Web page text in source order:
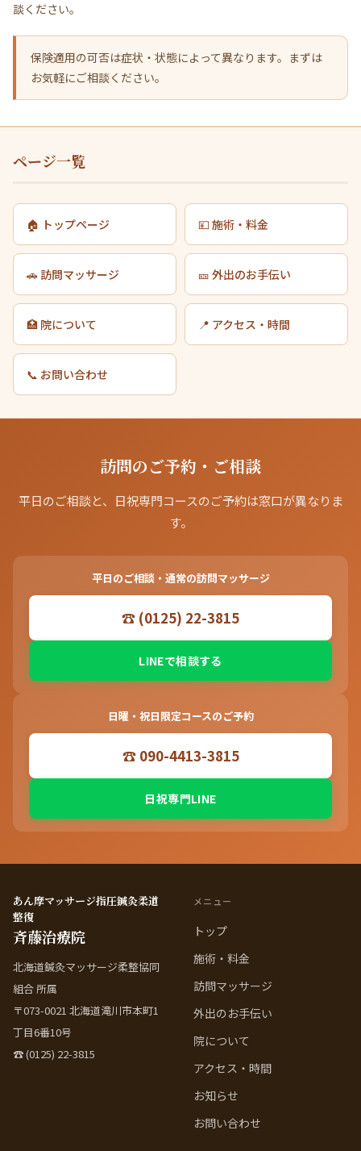
談ください。
保険適用の可否は症状・状態によって異なります。まずは
お気軽にご相談ください。
ページ一覧
🏠 トップページ 💴 施術・料金
🚗 訪問マッサージ 🎫 外出のお手伝い
🏥 院について 📍 アクセス・時間
📞 お問い合わせ
訪問のご予約・ご相談
平日のご相談と、日祝専門コースのご予約は窓口が異なりま
す。
平日のご相談・通常の訪問マッサージ
☎ (0125) 22-3815
LINEで相談する
日曜・祝日限定コースのご予約
☎ 090-4413-3815
日祝専門LINE
あん摩マッサージ指圧鍼灸柔道
整復
斉藤治療院
北海道鍼灸マッサージ柔整協同
組合 所属
〒073-0021 北海道滝川市本町1
丁目6番10号
☎ (0125) 22-3815
メニュー
トップ
施術・料金
訪問マッサージ
外出のお手伝い
院について
アクセス・時間
お知らせ
お問い合わせ